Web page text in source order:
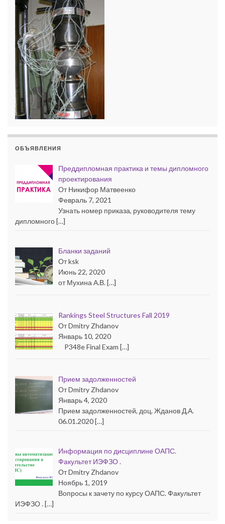
ОБЪЯВЛЕНИЯ
Преддипломная практика и темы дипломного
проектирования
От Никифор Матвеенко
Февраль 7, 2021
Узнать номер приказа, руководителя тему
дипломного […]
Бланки заданий
От ksk
Июнь 22, 2020
от Мухина А.В. […]
Rankings Steel Structures Fall 2019
От Dmitry Zhdanov
Январь 10, 2020
P348e Final Exam […]
Прием задолженностей
От Dmitry Zhdanov
Январь 4, 2020
Прием задолженностей, доц. Жданов Д.А.
06.01.2020 […]
Информация по дисциплине ОАПС.
Факультет ИЭФЗО .
От Dmitry Zhdanov
Ноябрь 1, 2019
Вопросы к зачету по курсу ОАПС. Факультет
ИЭФЗО . […]